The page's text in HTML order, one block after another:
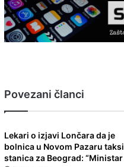
Povezani članci
Lekari o izjavi Lončara da je
bolnica u Novom Pazaru taksi
stanica za Beograd: “Ministar